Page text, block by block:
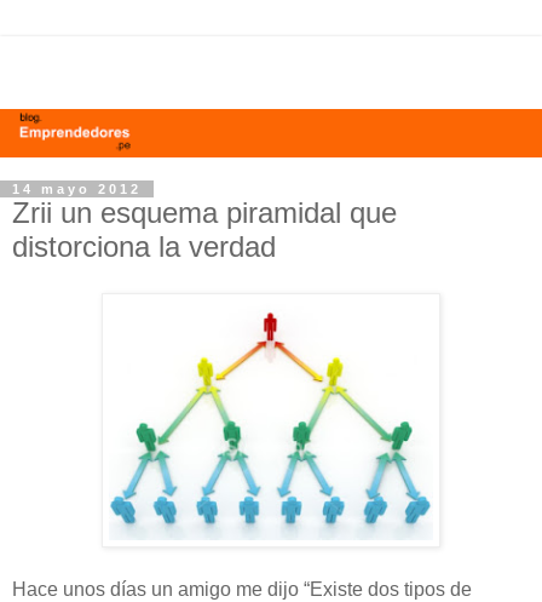
14 mayo 2012
Zrii un esquema piramidal que
distorciona la verdad
Hace unos días un amigo me dijo “Existe dos tipos de